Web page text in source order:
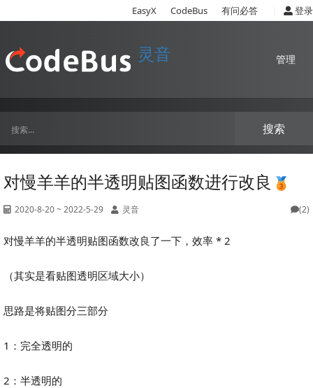
EasyX CodeBus 有问必答 登录
灵音 管理
对慢羊羊的半透明贴图函数进行改良
2020-8-20 ~ 2022-5-29 灵音 (2)
对慢羊羊的半透明贴图函数改良了一下，效率 * 2
（其实是看贴图透明区域大小）
思路是将贴图分三部分
1：完全透明的
2：半透明的
搜索